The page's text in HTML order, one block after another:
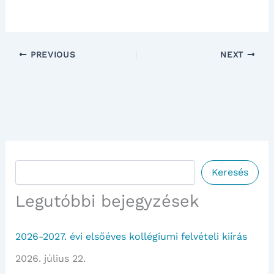
PREVIOUS NEXT
Keresés
Legutóbbi bejegyzések
2026-2027. évi elsőéves kollégiumi felvételi kiírás
2026. július 22.